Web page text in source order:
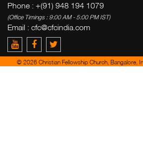
Phone : +(91) 948 194 1079
(Office Timings : 9:00 AM - 5:00 PM IST)
Email : cfc@cfcindia.com
© 2026 Christian Fellowship Church, Bangalore,